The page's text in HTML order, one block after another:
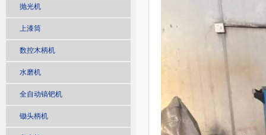
抛光机
上漆筒
数控木柄机
水磨机
全自动镐钯机
锄头柄机